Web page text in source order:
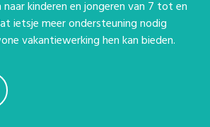
kinderen en jongeren van 7 tot en
ietsje meer ondersteuning nodig
vakantiewerking hen kan bieden.